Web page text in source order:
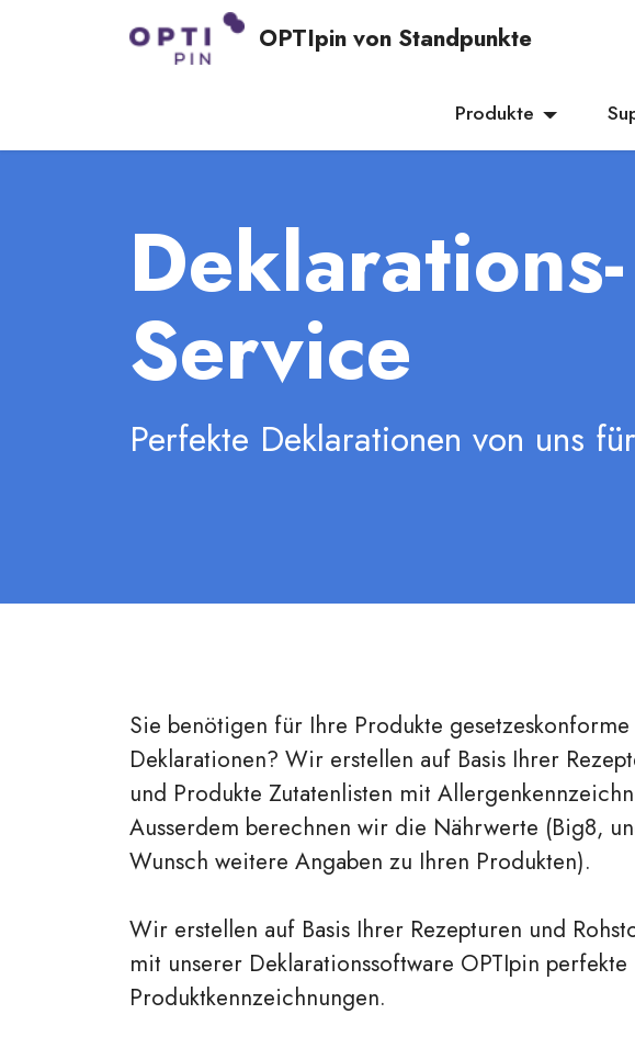
OPTIpin von Standpunkte
Produkte
Deklarations-
Service
Perfekte Deklarationen von uns
Sie benötigen für Ihre Produkte gesetzeskonforme
Deklarationen? Wir erstellen auf Basis Ihrer
und Produkte Zutatenlisten mit
Ausserdem berechnen wir die Nährwerte (Big8,
Wunsch weitere Angaben zu Ihren Produkten).
Wir erstellen auf Basis Ihrer Rezepturen und
mit unserer Deklarationssoftware OPTIpin perfekte
Produktkennzeichnungen.